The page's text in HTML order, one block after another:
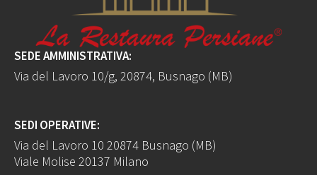
SEDE AMMINISTRATIVA:
Via del Lavoro 10/g, 20874, Busnago (MB)
SEDI OPERATIVE:
Via del Lavoro 10 20874 Busnago (MB)
Viale Molise 20137 Milano